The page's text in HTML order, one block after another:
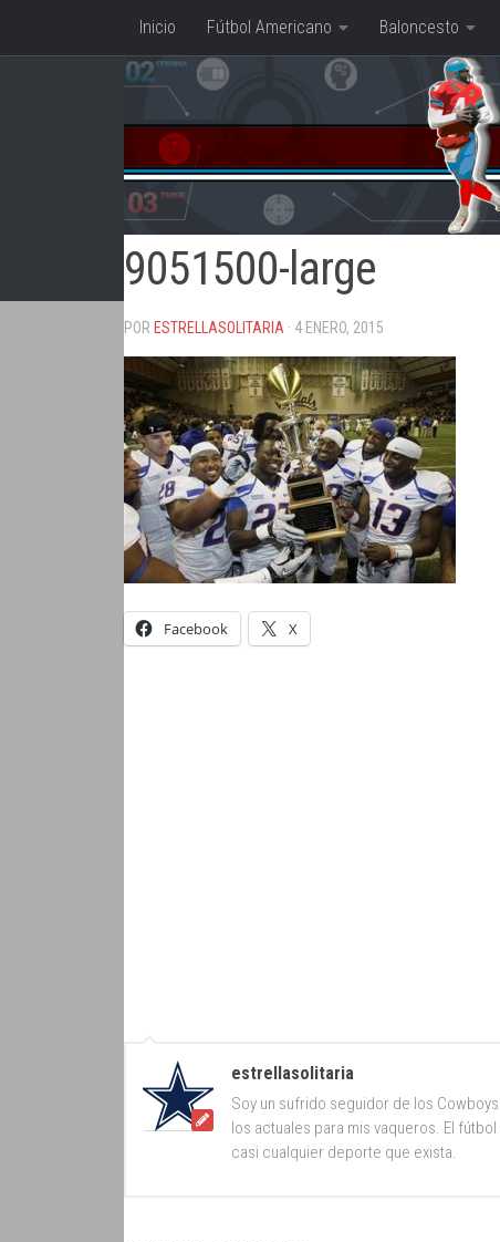
Saltar al contenido
Inicio Fútbol Americano Baloncesto
9051500-large
POR ESTRELLASOLITARIA · 4 ENERO, 2015
Facebook X
estrellasolitaria
Soy un sufrido seguidor de los
los actuales para mis vaqueros. El
casi cualquier deporte que exista.